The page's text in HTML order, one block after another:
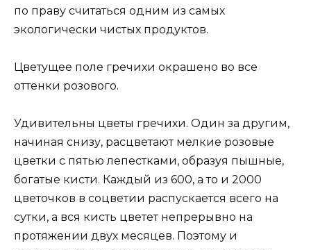
по праву считаться одним из самых
экологически чистых продуктов.
Цветущее поле гречихи окрашено во все
оттенки розового.
Удивительны цветы гречихи. Один за другим,
начиная снизу, расцветают мелкие розовые
цветки с пятью лепестками, образуя пышные,
богатые кисти. Каждый из 600, а то и 2000
цветочков в соцветии распускается всего на
сутки, а вся кисть цветет непрерывно на
протяжении двух месяцев. Поэтому и